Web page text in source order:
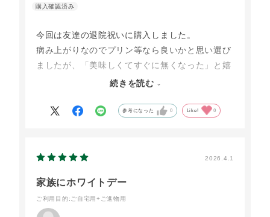
今回は友達の退院祝いに購入しました。
病み上がりなのでプリン等なら良いかと思い選び
ましたが、「美味しくてすぐに無くなった」と嬉
しい言葉をいただきました。
間違いないです。
続きを読む
参考になった 0 Like! 0
2026.4.1
家族にホワイトデー
ご利用目的 :ご自宅用+ご進物用